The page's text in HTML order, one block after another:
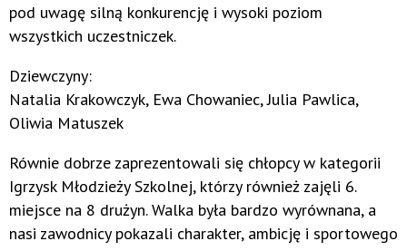
pod uwagę silną konkurencję i wysoki poziom
wszystkich uczestniczek.
Dziewczyny:
Natalia Krakowczyk, Ewa Chowaniec, Julia Pawlica,
Oliwia Matuszek
Równie dobrze zaprezentowali się chłopcy w kategorii
Igrzysk Młodzieży Szkolnej, którzy również zajęli 6.
miejsce na 8 drużyn. Walka była bardzo wyrównana, a
nasi zawodnicy pokazali charakter, ambicję i sportowego